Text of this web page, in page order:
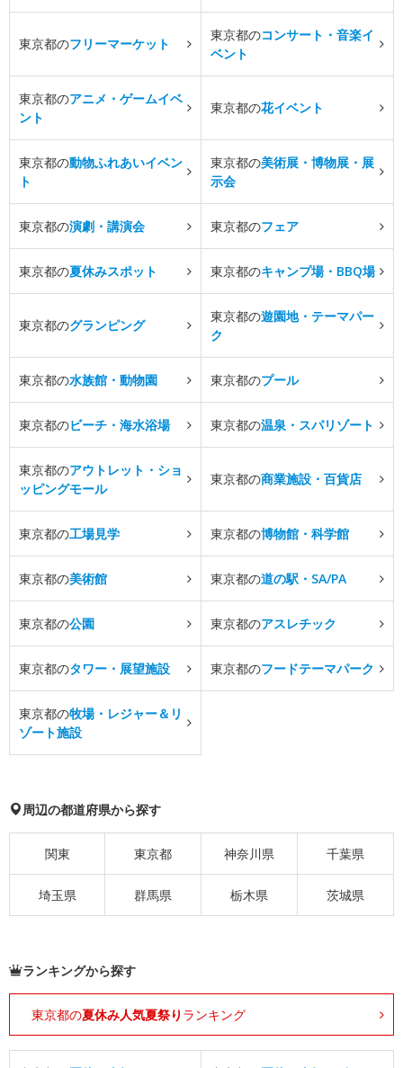
東京都のフリーマーケット
東京都のコンサート・音楽イ
ベント
東京都のアニメ・ゲームイベ
ント
東京都の花イベント
東京都の動物ふれあいイベン
ト
東京都の美術展・博物展・展
示会
東京都の演劇・講演会 東京都のフェア
東京都の夏休みスポット 東京都のキャンプ場・BBQ場
東京都のグランピング
東京都の遊園地・テーマパー
ク
東京都の水族館・動物園 東京都のプール
東京都のビーチ・海水浴場 東京都の温泉・スパリゾート
東京都のアウトレット・ショ
ッピングモール
東京都の商業施設・百貨店
東京都の工場見学 東京都の博物館・科学館
東京都の美術館 東京都の道の駅・SA/PA
東京都の公園 東京都のアスレチック
東京都のタワー・展望施設 東京都のフードテーマパーク
東京都の牧場・レジャー＆リ
ゾート施設
周辺の都道府県から探す
関東 東京都 神奈川県 千葉県
埼玉県 群馬県 栃木県 茨城県
ランキングから探す
東京都の夏休み人気夏祭り ランキング